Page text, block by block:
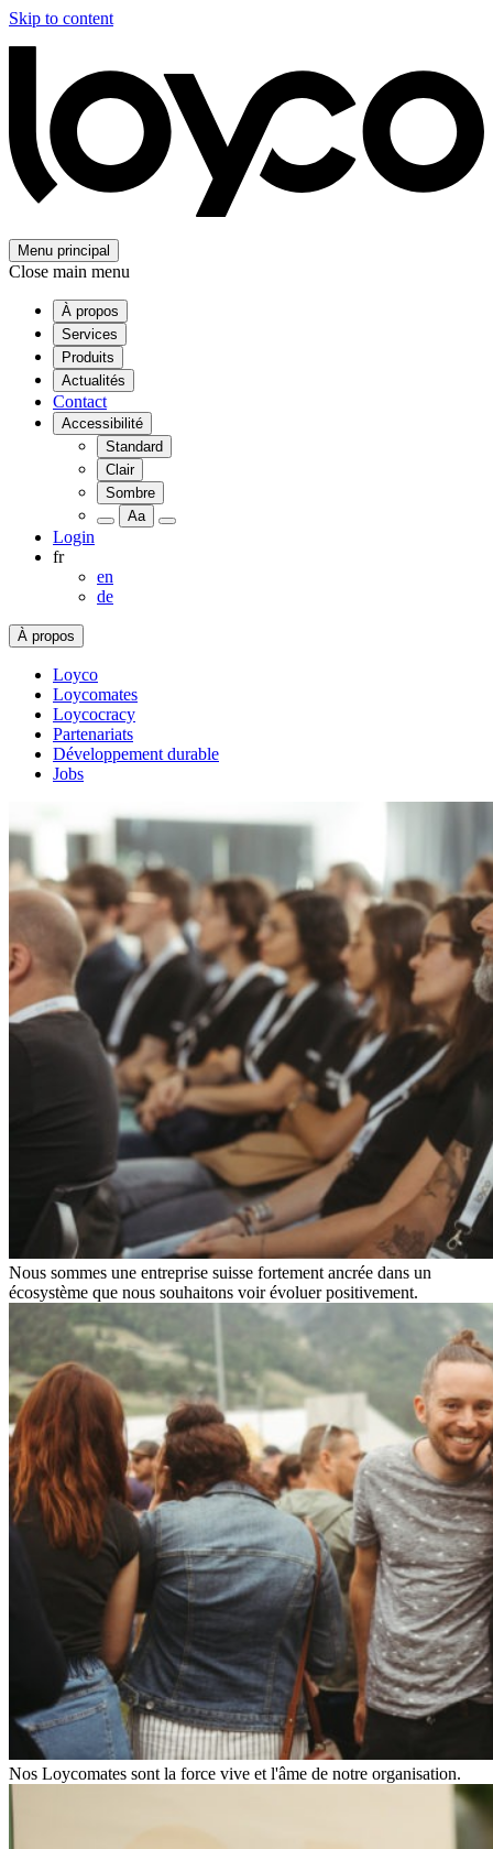
Skip to content
Menu principal
Close main menu
À propos
Services
Produits
Actualités
Contact
Accessibilité
Standard
Clair
Sombre
Aa
Login
fr
en
de
À propos
Loyco
Loycomates
Loycocracy
Partenariats
Développement durable
Jobs
Nous sommes une entreprise suisse fortement ancrée dans un
écosystème que nous souhaitons voir évoluer positivement.
Nos Loycomates sont la force vive et l'âme de notre organisation.